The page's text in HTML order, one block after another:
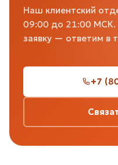
Наш клиентский
09:00 до 21:00 МСК.
заявку — ответим в
+7